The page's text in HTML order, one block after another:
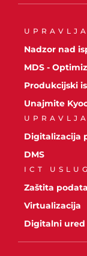
Nadzor nad
MDS -
Produkcijski
Unajmite
Digitalizacija
DMS
ICT
Zaštita
Virtualizacija
Digitalni ured